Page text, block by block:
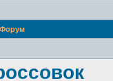
Форум